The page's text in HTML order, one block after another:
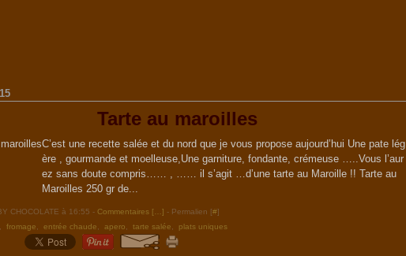
Tarte au maroilles
C’est une recette salée et du nord que je vous propose aujourd’hui Une pate lég
ère , gourmande et moelleuse,Une garniture, fondante, crémeuse …..Vous l’aur
ez sans doute compris…… , …… il s’agit …d’une tarte au Maroille !! Tarte au
Maroilles 250 gr de...
CHOCOLATE à 16:55 - Commentaires [ ] - Permalien [#]
fromage entrée chaude apero tarte salée plats uniques